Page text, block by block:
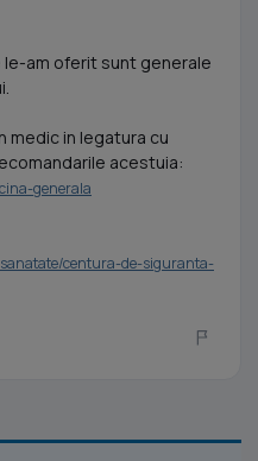
am oferit sunt generale
medic in legatura cu
acestuia:
generala
centura-de-siguranta-